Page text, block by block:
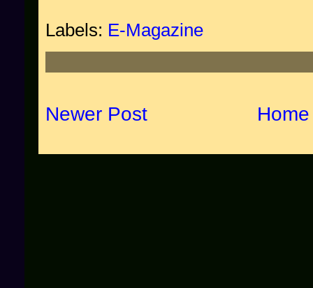
Labels: E-Magazine
Newer Post Home